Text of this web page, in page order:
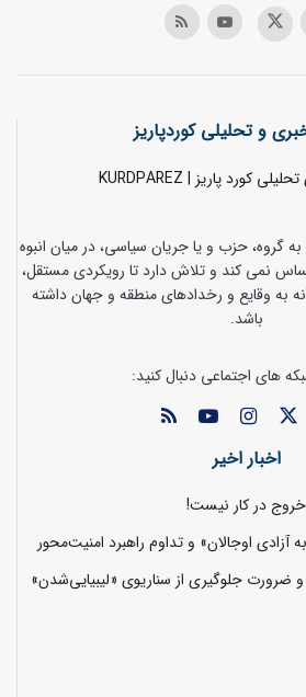
و تحلیلی کوردپاریز
گروه، حزب و یا جریان سیاسی، در میان انبوه
نمی کند و تلاش دارد تا رویکردی مستقل،
به وقایع و رخدادهای منطقه و جهان داشته
باشد.
های اجتماعی دنبال کنید:
اخبار اخیر
خروج در کار نیست!
آزادی اوجالان» و تداوم راهبرد امنیت‌محور
و ضرورت جلوگیری از سناریوی «لیبیایی‌شدن»